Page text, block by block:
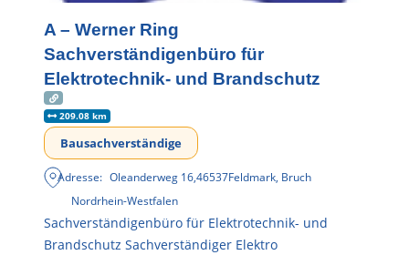
A – Werner Ring
Sachverständigenbüro für
Elektrotechnik- und Brandschutz
209.08 km
Bausachverständige
Adresse: Oleanderweg 16,46537Feldmark, Bruch
Nordrhein-Westfalen
Sachverständigenbüro für Elektrotechnik- und
Brandschutz Sachverständiger Elektro